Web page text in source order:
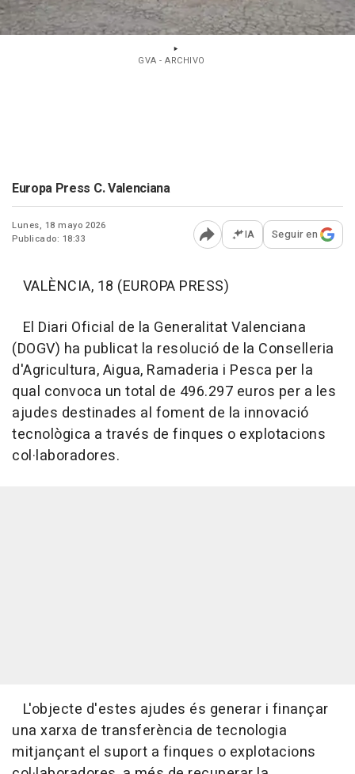
GVA - ARCHIVO
Europa Press C. Valenciana
Lunes, 18 mayo 2026
Publicado: 18:33
Abrir opciones para
IA Seguir en
VALÈNCIA, 18 (EUROPA PRESS)
El Diari Oficial de la Generalitat Valenciana
(DOGV) ha publicat la resolució de la Conselleria
d'Agricultura, Aigua, Ramaderia i Pesca per la
qual convoca un total de 496.297 euros per a les
ajudes destinades al foment de la innovació
tecnològica a través de finques o explotacions
col·laboradores.
L'objecte d'estes ajudes és generar i finançar
una xarxa de transferència de tecnologia
mitjançant el suport a finques o explotacions